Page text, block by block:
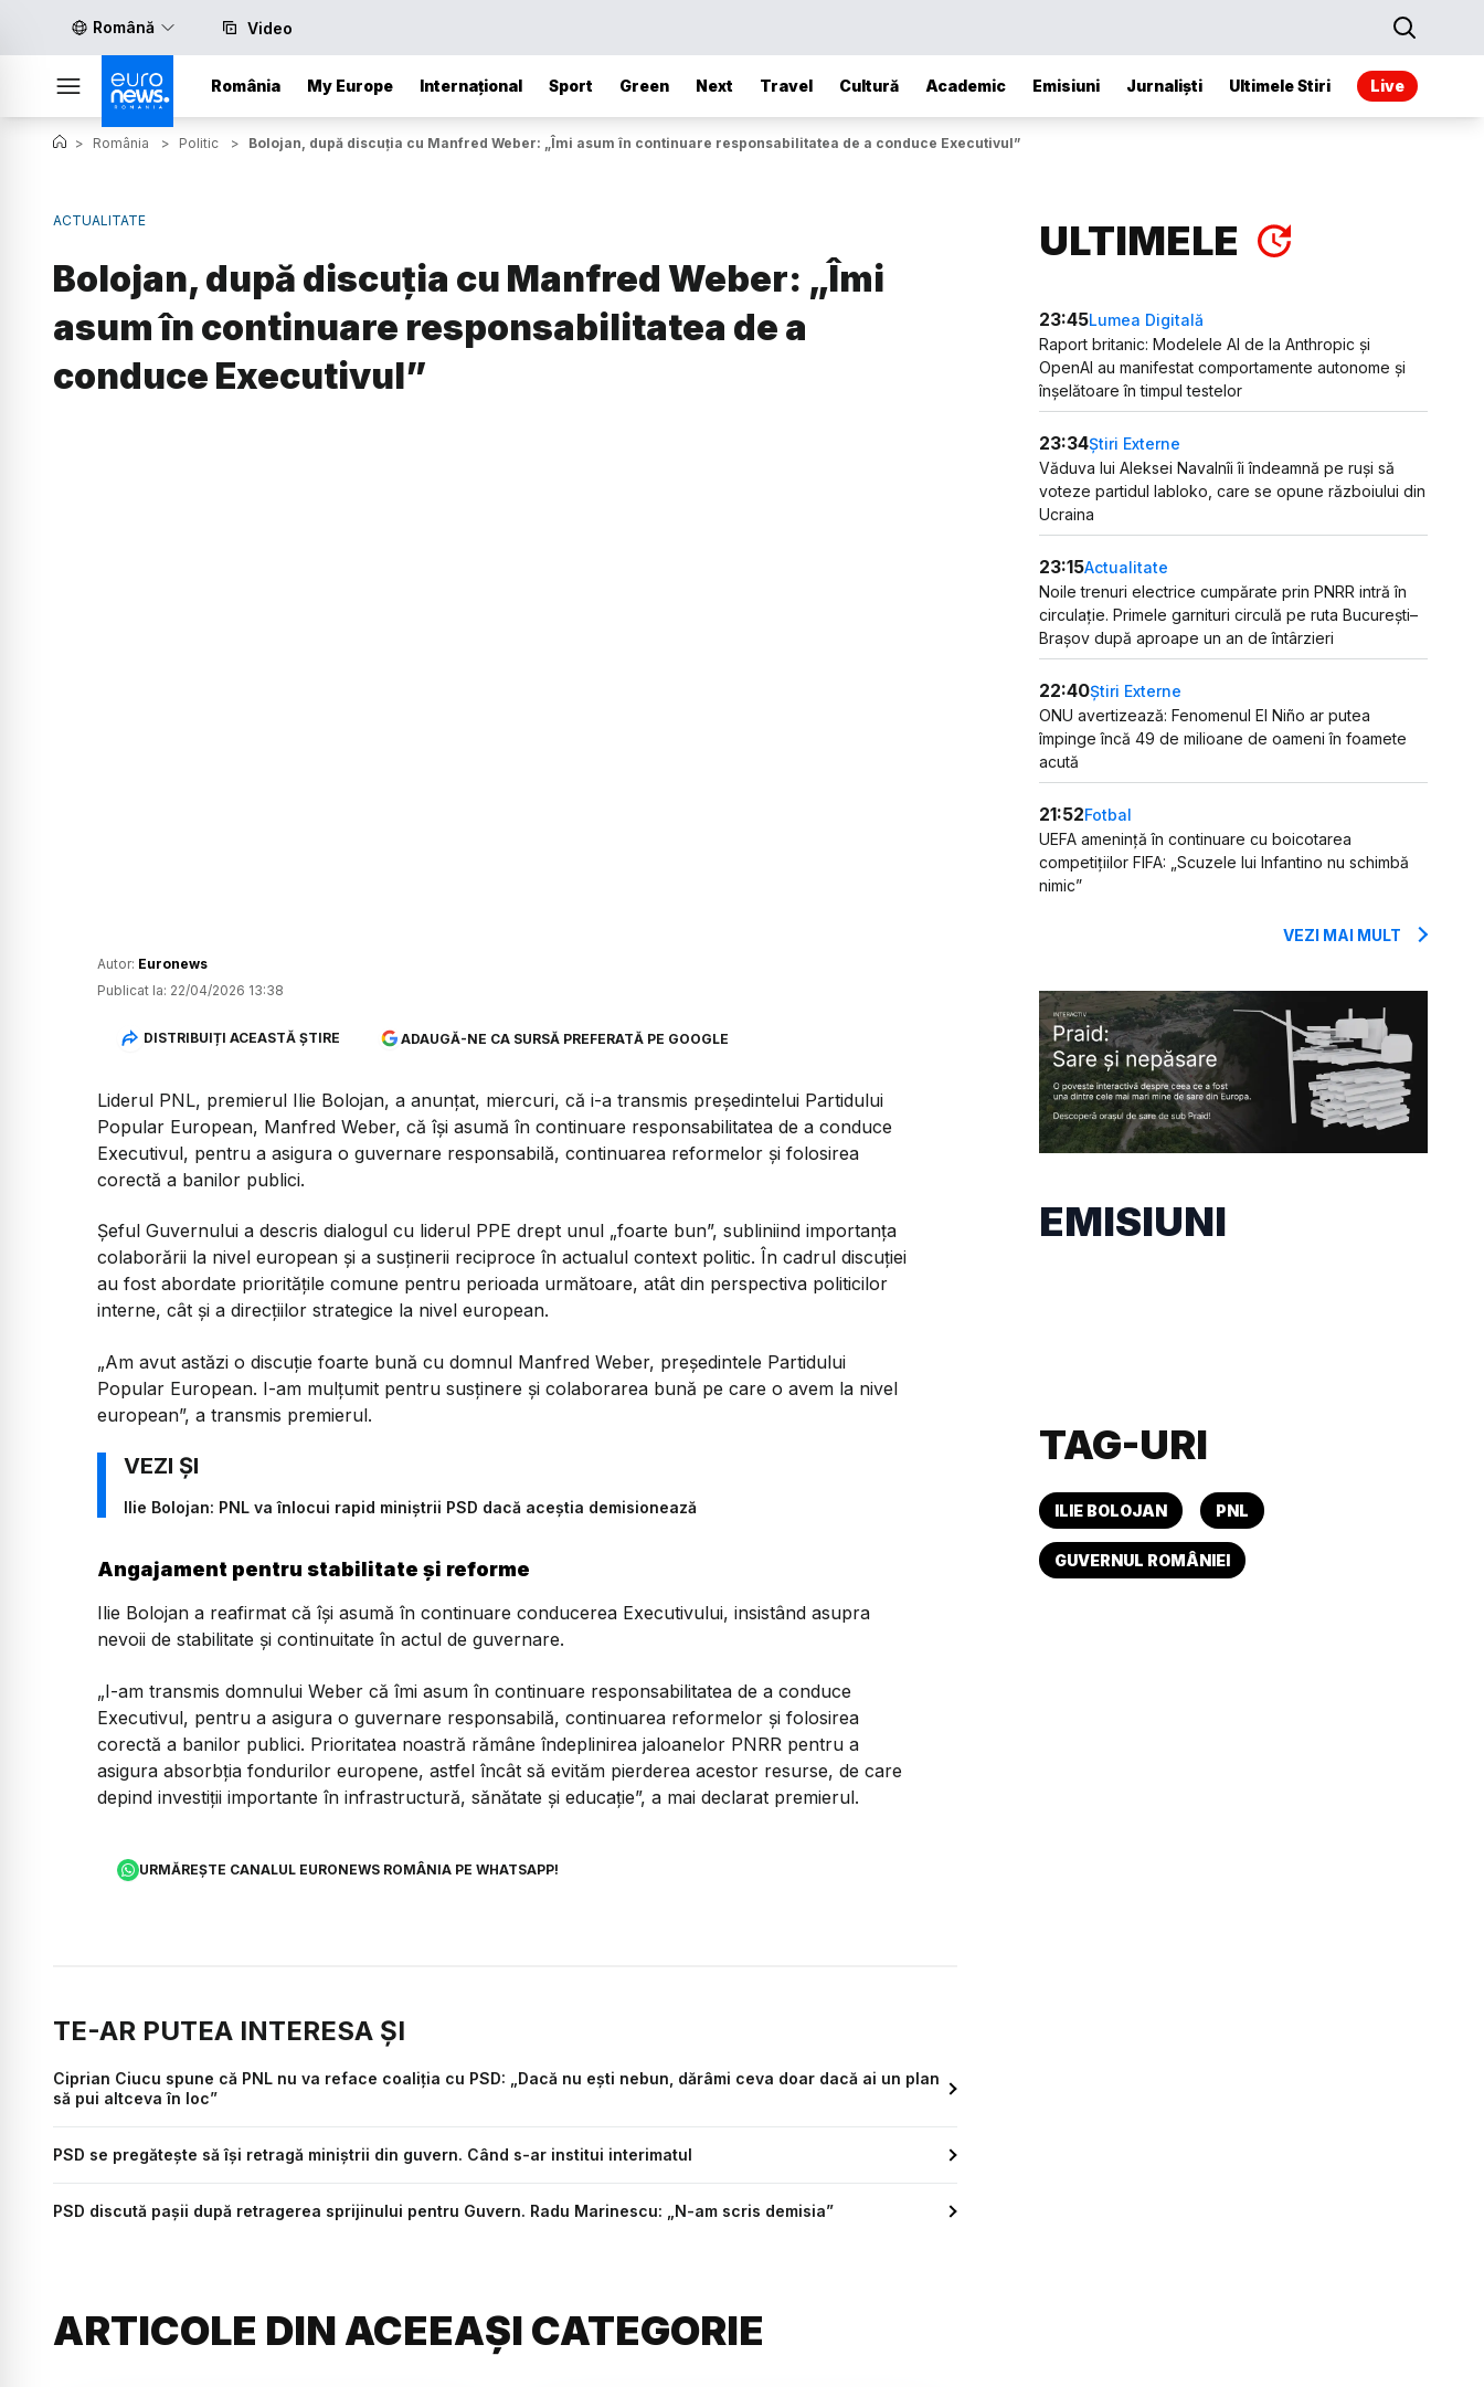
Română Video
România My Europe Internațional Sport Green Next Travel Cultură Academic Emisiuni Jurnaliști Ultimele Stiri Live
> România > Politic > Bolojan, după discuția cu Manfred Weber: „Îmi asum în continuare responsabilitatea de a conduce Executivul”
ACTUALITATE
Bolojan, după discuția cu Manfred Weber: „Îmi
asum în continuare responsabilitatea de a
conduce Executivul”
Autor: Euronews
Publicat la: 22/04/2026 13:38
DISTRIBUIȚI ACEASTĂ ȘTIRE ADAUGĂ-NE CA SURSĂ PREFERATĂ PE GOOGLE
Liderul PNL, premierul Ilie Bolojan, a anunțat, miercuri, că i-a transmis președintelui Partidului
Popular European, Manfred Weber, că își asumă în continuare responsabilitatea de a conduce
Executivul, pentru a asigura o guvernare responsabilă, continuarea reformelor și folosirea
corectă a banilor publici.
Șeful Guvernului a descris dialogul cu liderul PPE drept unul „foarte bun”, subliniind importanța
colaborării la nivel european și a susținerii reciproce în actualul context politic. În cadrul discuției
au fost abordate prioritățile comune pentru perioada următoare, atât din perspectiva politicilor
interne, cât și a direcțiilor strategice la nivel european.
„Am avut astăzi o discuție foarte bună cu domnul Manfred Weber, președintele Partidului
Popular European. I-am mulțumit pentru susținere și colaborarea bună pe care o avem la nivel
european”, a transmis premierul.
Ilie Bolojan: PNL va înlocui rapid miniștrii PSD dacă aceștia demisionează
Angajament pentru stabilitate și reforme
Ilie Bolojan a reafirmat că își asumă în continuare conducerea Executivului, insistând asupra
nevoii de stabilitate și continuitate în actul de guvernare.
„I-am transmis domnului Weber că îmi asum în continuare responsabilitatea de a conduce
Executivul, pentru a asigura o guvernare responsabilă, continuarea reformelor și folosirea
corectă a banilor publici. Prioritatea noastră rămâne îndeplinirea jaloanelor PNRR pentru a
asigura absorbția fondurilor europene, astfel încât să evităm pierderea acestor resurse, de care
depind investiții importante în infrastructură, sănătate și educație”, a mai declarat premierul.
URMĂREȘTE CANALUL EURONEWS ROMÂNIA PE WHATSAPP!
TE-AR PUTEA INTERESA ȘI
Ciprian Ciucu spune că PNL nu va reface coaliția cu PSD: „Dacă nu ești nebun, dărâmi ceva doar dacă ai un plan
să pui altceva în loc”
PSD se pregătește să își retragă miniștrii din guvern. Când s-ar institui interimatul
PSD discută pașii după retragerea sprijinului pentru Guvern. Radu Marinescu: „N-am scris demisia”
ARTICOLE DIN ACEEAȘI CATEGORIE
ULTIMELE
23:45Lumea Digitală
Raport britanic: Modelele AI de la Anthropic și
OpenAI au manifestat comportamente autonome și
înșelătoare în timpul testelor
23:34Știri Externe
Văduva lui Aleksei Navalnîi îi îndeamnă pe ruși să
voteze partidul Iabloko, care se opune războiului din
Ucraina
23:15Actualitate
Noile trenuri electrice cumpărate prin PNRR intră în
circulație. Primele garnituri circulă pe ruta București–
Brașov după aproape un an de întârzieri
22:40Știri Externe
ONU avertizează: Fenomenul El Niño ar putea
împinge încă 49 de milioane de oameni în foamete
acută
21:52Fotbal
UEFA amenință în continuare cu boicotarea
competițiilor FIFA: „Scuzele lui Infantino nu schimbă
nimic”
VEZI MAI MULT
EMISIUNI
TAG-URI
ILIE BOLOJAN PNL
GUVERNUL ROMÂNIEI